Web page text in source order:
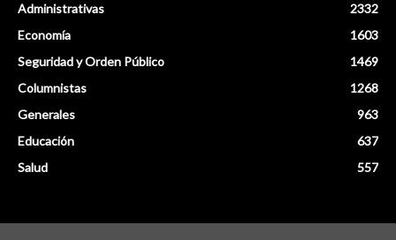
Administrativas
2332
Economía
1603
Seguridad y Orden Público
1469
Columnistas
1268
Generales
963
Educación
637
Salud
557